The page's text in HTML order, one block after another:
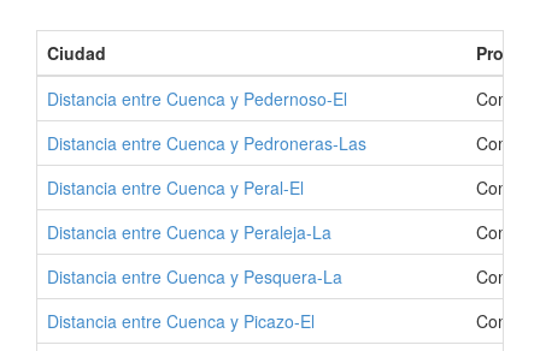
Ciudad
Distancia entre Cuenca y Pedernoso-El
Como
Distancia entre Cuenca y Pedroneras-Las
Como
Distancia entre Cuenca y Peral-El
Como
Distancia entre Cuenca y Peraleja-La
Como
Distancia entre Cuenca y Pesquera-La
Como
Distancia entre Cuenca y Picazo-El
Como